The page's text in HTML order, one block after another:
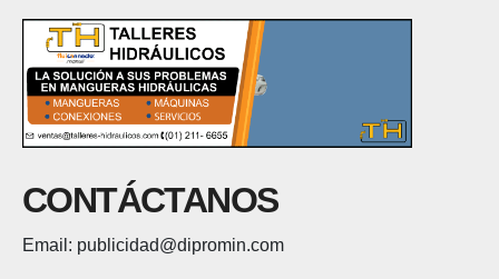
CONTÁCTANOS
Email: publicidad@dipromin.com